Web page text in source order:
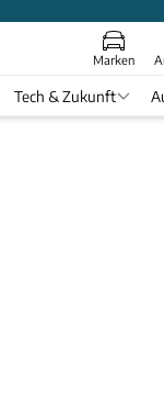
Marken
Tech & Zukunft